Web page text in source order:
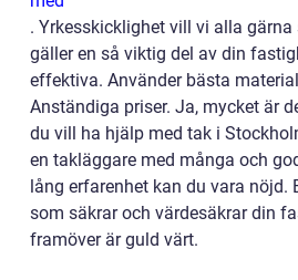
. Yrkesskicklighet vill vi alla gärna
gäller en så viktig del av din
effektiva. Använder bästa
Anständiga priser. Ja, mycket är
du vill ha hjälp med tak i
en takläggare med många och
lång erfarenhet kan du vara nöjd.
som säkrar och värdesäkrar din
framöver är guld värt.